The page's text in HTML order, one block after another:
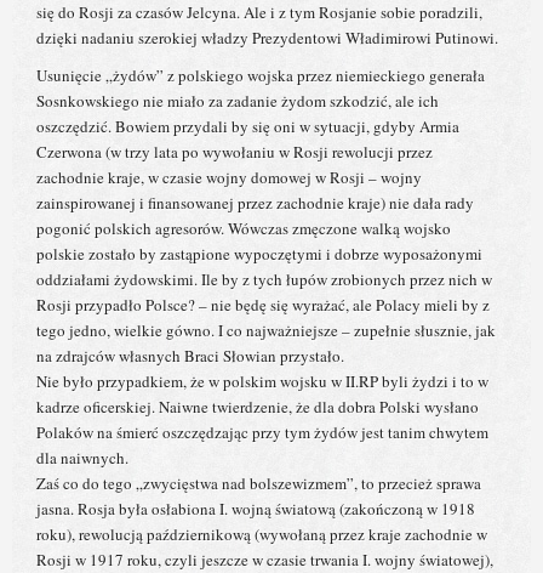
się do Rosji za czasów Jelcyna. Ale i z tym Rosjanie sobie poradzili,
dzięki nadaniu szerokiej władzy Prezydentowi Władimirowi Putinowi.
Usunięcie „żydów” z polskiego wojska przez niemieckiego generała
Sosnkowskiego nie miało za zadanie żydom szkodzić, ale ich
oszczędzić. Bowiem przydali by się oni w sytuacji, gdyby Armia
Czerwona (w trzy lata po wywołaniu w Rosji rewolucji przez
zachodnie kraje, w czasie wojny domowej w Rosji – wojny
zainspirowanej i finansowanej przez zachodnie kraje) nie dała rady
pogonić polskich agresorów. Wówczas zmęczone walką wojsko
polskie zostało by zastąpione wypoczętymi i dobrze wyposażonymi
oddziałami żydowskimi. Ile by z tych łupów zrobionych przez nich w
Rosji przypadło Polsce? – nie będę się wyrażać, ale Polacy mieli by z
tego jedno, wielkie gówno. I co najważniejsze – zupełnie słusznie, jak
na zdrajców własnych Braci Słowian przystało.
Nie było przypadkiem, że w polskim wojsku w II.RP byli żydzi i to w
kadrze oficerskiej. Naiwne twierdzenie, że dla dobra Polski wysłano
Polaków na śmierć oszczędzając przy tym żydów jest tanim chwytem
dla naiwnych.
Zaś co do tego „zwycięstwa nad bolszewizmem”, to przecież sprawa
jasna. Rosja była osłabiona I. wojną światową (zakończoną w 1918
roku), rewolucją październikową (wywołaną przez kraje zachodnie w
Rosji w 1917 roku, czyli jeszcze w czasie trwania I. wojny światowej),